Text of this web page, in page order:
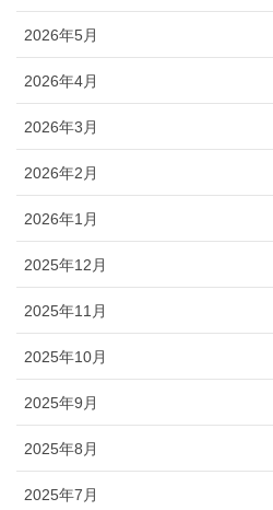
2026年5月
2026年4月
2026年3月
2026年2月
2026年1月
2025年12月
2025年11月
2025年10月
2025年9月
2025年8月
2025年7月